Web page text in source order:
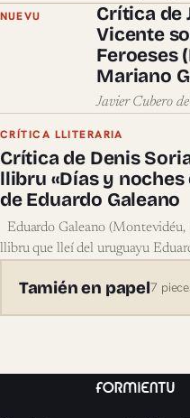
NUEVU
Crítica de
Vicente
Feroeses
Mariano
Javier Cubero
CRÍTICA LLITERARIA
Crítica de Denis
llibru «Días y
de Eduardo Galeano
Eduardo Galeano
llibru que lleí del uruguayu
Tamién en papel7